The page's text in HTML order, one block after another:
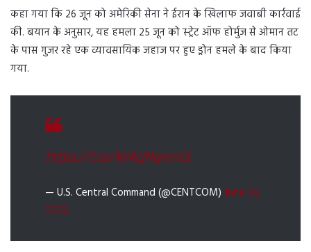
कहा गया कि 26 जून को अमेरिकी सेना ने ईरान के खिलाफ जवाबी कार्रवाई
की. बयान के अनुसार, यह हमला 25 जून को स्ट्रेट ऑफ होर्मुज से ओमान तट
के पास गुजर रहे एक व्यावसायिक जहाज पर हुए ड्रोन हमले के बाद किया
गया.
https://t.co/W4zjNqnmCt
— U.S. Central Command (@CENTCOM) June 26,
2026